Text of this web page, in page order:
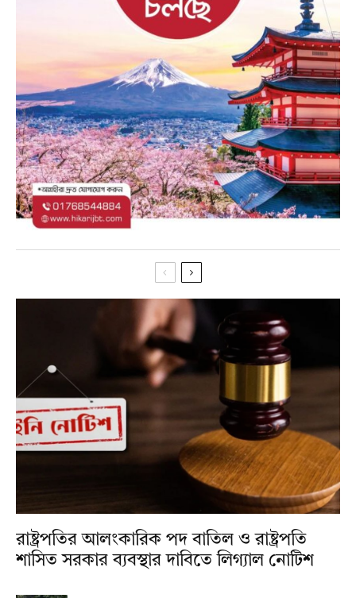
রাষ্ট্রপতির আলংকারিক পদ বাতিল ও রাষ্ট্রপতি
শাসিত সরকার ব্যবস্থার দাবিতে লিগ্যাল নোটিশ